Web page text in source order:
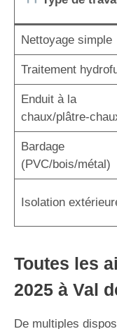
Nettoyage simple
Traitement
Enduit à la
chaux/plâtre-
Bardage
(PVC/bois/métal)
Isolation
Toutes les
2025 à Val
De multiples